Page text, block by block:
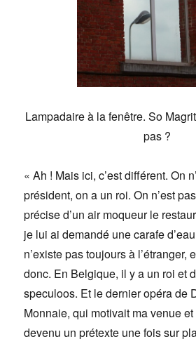
Lampadaire à la fenêtre. So
pas ?
« Ah ! Mais ici, c’est différent. On
président, on a un roi. On n’est
précise d’un air moqueur le
je lui ai demandé une carafe
n’existe pas toujours à l’étranger,
donc. En Belgique, il y a un roi et
speculoos. Et le dernier opéra de
Monnaie, qui motivait ma venue
devenu un prétexte une fois sur